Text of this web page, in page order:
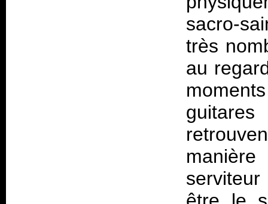
sacro-
très
au